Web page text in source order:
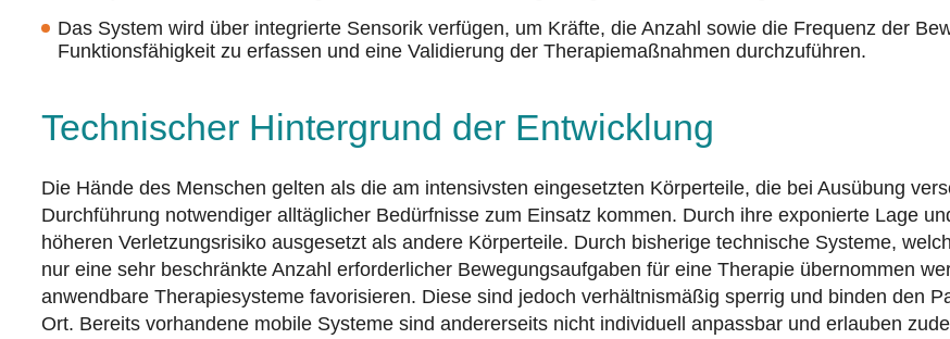
Das System wird über integrierte Sensorik verfügen, um Kräfte, die Anzahl sowie die Frequenz der
Funktionsfähigkeit zu erfassen und eine Validierung der Therapiemaßnahmen durchzuführen.
Technischer Hintergrund der Entwicklung
Die Hände des Menschen gelten als die am intensivsten eingesetzten Körperteile, die bei Ausübung
Durchführung notwendiger alltäglicher Bedürfnisse zum Einsatz kommen. Durch ihre exponierte Lage
höheren Verletzungsrisiko ausgesetzt als andere Körperteile. Durch bisherige technische Systeme,
nur eine sehr beschränkte Anzahl erforderlicher Bewegungsaufgaben für eine Therapie übernommen
anwendbare Therapiesysteme favorisieren. Diese sind jedoch verhältnismäßig sperrig und binden den
Ort. Bereits vorhandene mobile Systeme sind andererseits nicht individuell anpassbar und erlauben